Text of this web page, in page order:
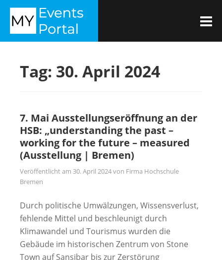
Zum
Inhalt
springen
MYEVENTSPORTAL
Tag: 30. April 2024
7. Mai Ausstellungseröffnung an der
HSB: „understanding the past –
working for the future – measured
(Ausstellung | Bremen)
Veröffentlicht am 30. April 2024von Firma Hochschule
Bremen
Durch politische Umwälzungen, Wissensverlust,
fehlende Mittel und beschleunigt durch
Klimawandel und Tourismus wurden die
Gebäude im historischen Zentrum von Stone
Town auf Sansibar bis zur Zerstörung